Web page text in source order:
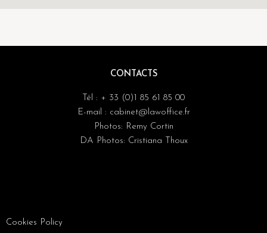
CONTACTS
Tél : + 33 (0)1 85 61 85 00
E-mail : cabinet@lawoffice.fr
Photos: Remy Cortin
DA Photos: Cristiana Thoux
Cookies Policy